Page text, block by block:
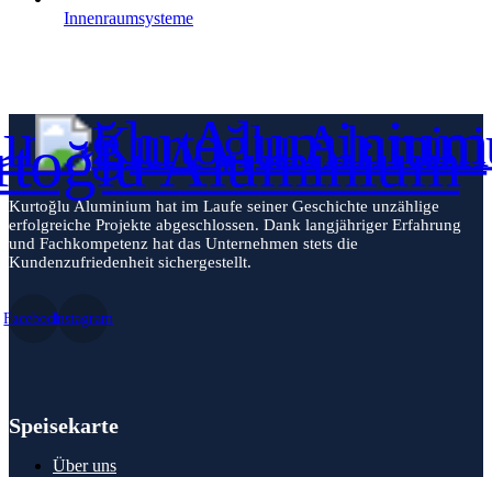
Innenraumsysteme
Kurtoğlu Aluminium hat im Laufe seiner Geschichte unzählige
erfolgreiche Projekte abgeschlossen. Dank langjähriger Erfahrung
und Fachkompetenz hat das Unternehmen stets die
Kundenzufriedenheit sichergestellt.
FacebookInstagram
Speisekarte
Über uns